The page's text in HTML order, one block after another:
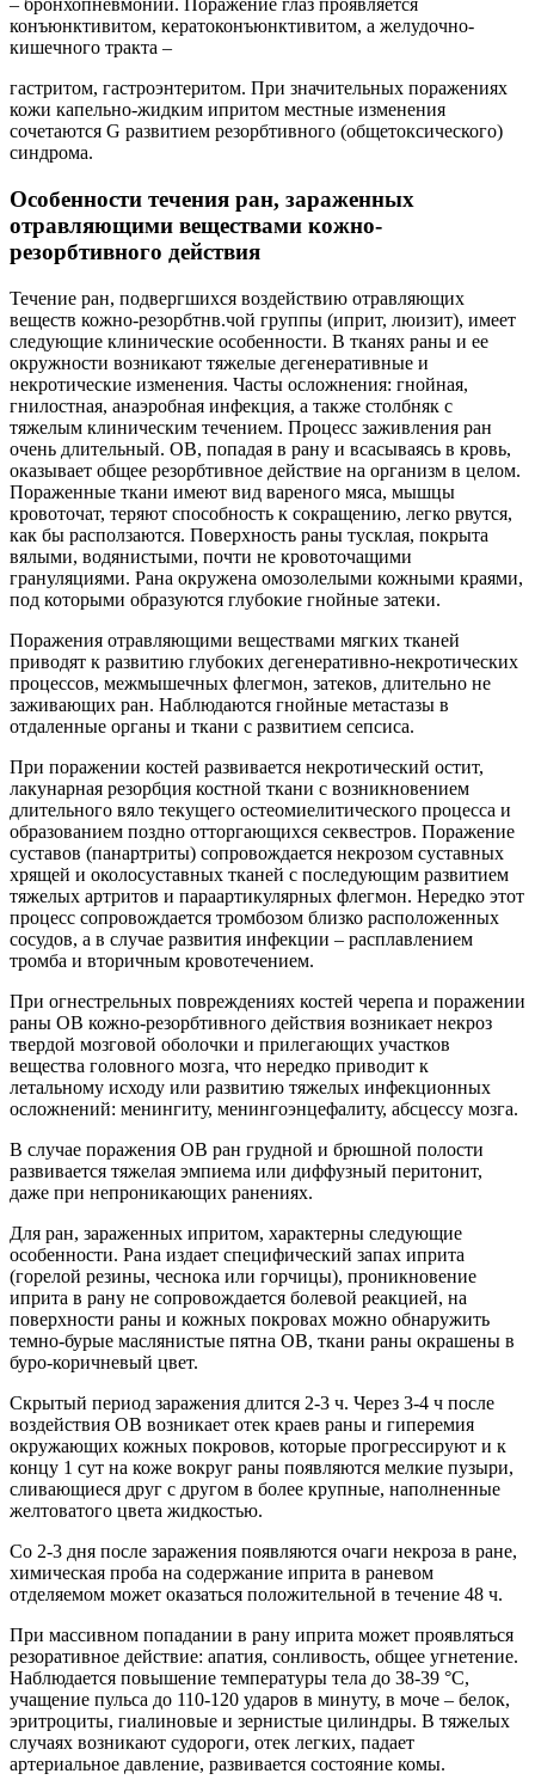
– бронхопневмоний. Поражение глаз проявляется
конъюнктивитом, кератоконъюнктивитом, а желудочно-
кишечного тракта –
гастритом, гастроэнтеритом. При значительных поражениях
кожи капельно-жидким ипритом местные изменения
сочетаются G развитием резорбтивного (общетоксического)
синдрома.
Особенности течения ран, зараженных
отравляющими веществами кожно-
резорбтивного действия
Течение ран, подвергшихся воздействию отравляющих
веществ кожно-резорбтнв.чой группы (иприт, люизит), имеет
следующие клинические особенности. В тканях раны и ее
окружности возникают тяжелые дегенеративные и
некротические изменения. Часты осложнения: гнойная,
гнилостная, анаэробная инфекция, а также столбняк с
тяжелым клиническим течением. Процесс заживления ран
очень длительный. ОВ, попадая в рану и всасываясь в кровь,
оказывает общее резорбтивное действие на организм в целом.
Пораженные ткани имеют вид вареного мяса, мышцы
кровоточат, теряют способность к сокращению, легко рвутся,
как бы расползаются. Поверхность раны тусклая, покрыта
вялыми, водянистыми, почти не кровоточащими
грануляциями. Рана окружена омозолелыми кожными краями,
под которыми образуются глубокие гнойные затеки.
Поражения отравляющими веществами мягких тканей
приводят к развитию глубоких дегенеративно-некротических
процессов, межмышечных флегмон, затеков, длительно не
заживающих ран. Наблюдаются гнойные метастазы в
отдаленные органы и ткани с развитием сепсиса.
При поражении костей развивается некротический остит,
лакунарная резорбция костной ткани с возникновением
длительного вяло текущего остеомиелитического процесса и
образованием поздно отторгающихся секвестров. Поражение
суставов (панартриты) сопровождается некрозом суставных
хрящей и околосуставных тканей с последующим развитием
тяжелых артритов и параартикулярных флегмон. Нередко этот
процесс сопровождается тромбозом близко расположенных
сосудов, а в случае развития инфекции – расплавлением
тромба и вторичным кровотечением.
При огнестрельных повреждениях костей черепа и поражении
раны ОВ кожно-резорбтивного действия возникает некроз
твердой мозговой оболочки и прилегающих участков
вещества головного мозга, что нередко приводит к
летальному исходу или развитию тяжелых инфекционных
осложнений: менингиту, менингоэнцефалиту, абсцессу мозга.
В случае поражения ОВ ран грудной и брюшной полости
развивается тяжелая эмпиема или диффузный перитонит,
даже при непроникающих ранениях.
Для ран, зараженных ипритом, характерны следующие
особенности. Рана издает специфический запах иприта
(горелой резины, чеснока или горчицы), проникновение
иприта в рану не сопровождается болевой реакцией, на
поверхности раны и кожных покровах можно обнаружить
темно-бурые маслянистые пятна ОВ, ткани раны окрашены в
буро-коричневый цвет.
Скрытый период заражения длится 2-3 ч. Через 3-4 ч после
воздействия ОВ возникает отек краев раны и гиперемия
окружающих кожных покровов, которые прогрессируют и к
концу 1 сут на коже вокруг раны появляются мелкие пузыри,
сливающиеся друг с другом в более крупные, наполненные
желтоватого цвета жидкостью.
Со 2-3 дня после заражения появляются очаги некроза в ране,
химическая проба на содержание иприта в раневом
отделяемом может оказаться положительной в течение 48 ч.
При массивном попадании в рану иприта может проявляться
резоративное действие: апатия, сонливость, общее угнетение.
Наблюдается повышение температуры тела до 38-39 °С,
учащение пульса до 110-120 ударов в минуту, в моче – белок,
эритроциты, гиалиновые и зернистые цилиндры. В тяжелых
случаях возникают судороги, отек легких, падает
артериальное давление, развивается состояние комы.